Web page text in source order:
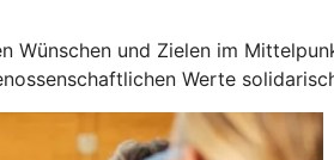
Wünschen und Zielen im
Werte